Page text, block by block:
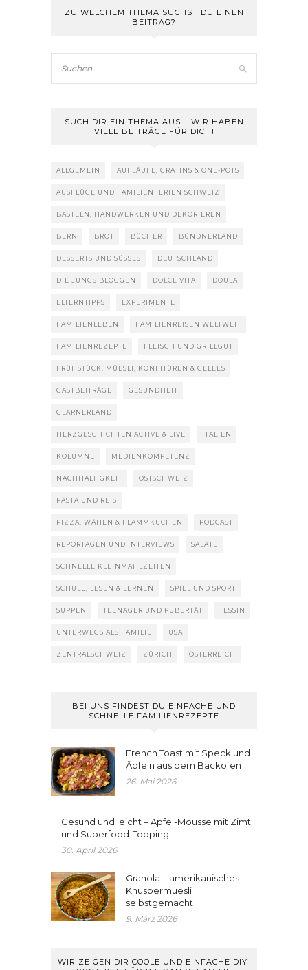
ZU WELCHEM THEMA SUCHST DU EINEN
BEITRAG?
SUCH DIR EIN THEMA AUS – WIR HABEN
VIELE BEITRÄGE FÜR DICH!
ALLGEMEIN AUFLÄUFE, GRATINS & ONE-POTS
AUSFLÜGE UND FAMILIENFERIEN SCHWEIZ
BASTELN, HANDWERKEN UND DEKORIEREN
BERN BROT BÜCHER BÜNDNERLAND
DESSERTS UND SÜSSES DEUTSCHLAND
DIE JUNGS BLOGGEN DOLCE VITA DOULA
ELTERNTIPPS EXPERIMENTE
FAMILIENLEBEN FAMILIENREISEN WELTWEIT
FAMILIENREZEPTE FLEISCH UND GRILLGUT
FRÜHSTÜCK, MÜESLI, KONFITÜREN & GELEES
GASTBEITRÄGE GESUNDHEIT
GLARNERLAND
HERZGESCHICHTEN ACTIVE & LIVE ITALIEN
KOLUMNE MEDIENKOMPETENZ
NACHHALTIGKEIT OSTSCHWEIZ
PASTA UND REIS
PIZZA, WÄHEN & FLAMMKUCHEN PODCAST
REPORTAGEN UND INTERVIEWS SALATE
SCHNELLE KLEINMAHLZEITEN
SCHULE, LESEN & LERNEN SPIEL UND SPORT
SUPPEN TEENAGER UND PUBERTÄT TESSIN
UNTERWEGS ALS FAMILIE USA
ZENTRALSCHWEIZ ZÜRICH ÖSTERREICH
BEI UNS FINDEST DU EINFACHE UND
SCHNELLE FAMILIENREZEPTE
French Toast mit Speck und
Äpfeln aus dem Backofen
26. Mai 2026
Gesund und leicht – Apfel-Mousse mit Zimt
und Superfood-Topping
30. April 2026
Granola – amerikanisches
Knuspermüesli
selbstgemacht
9. März 2026
WIR ZEIGEN DIR COOLE UND EINFACHE DIY-